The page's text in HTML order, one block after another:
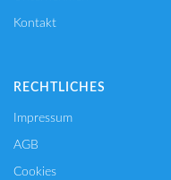
Kontakt
RECHTLICHES
Impressum
AGB
Cookies